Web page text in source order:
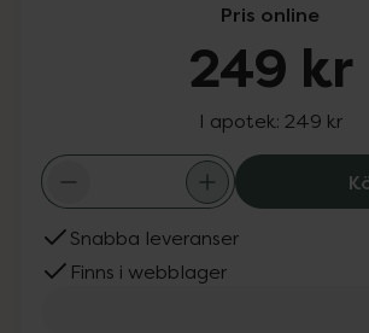
Pris online
249 kr
I apotek: 249 kr
Snabba leveranser
Finns i webblager